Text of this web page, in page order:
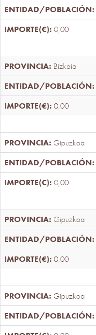
0,00
Bizkaia
0,00
Gipuzkoa
0,00
Gipuzkoa
0,00
Gipuzkoa